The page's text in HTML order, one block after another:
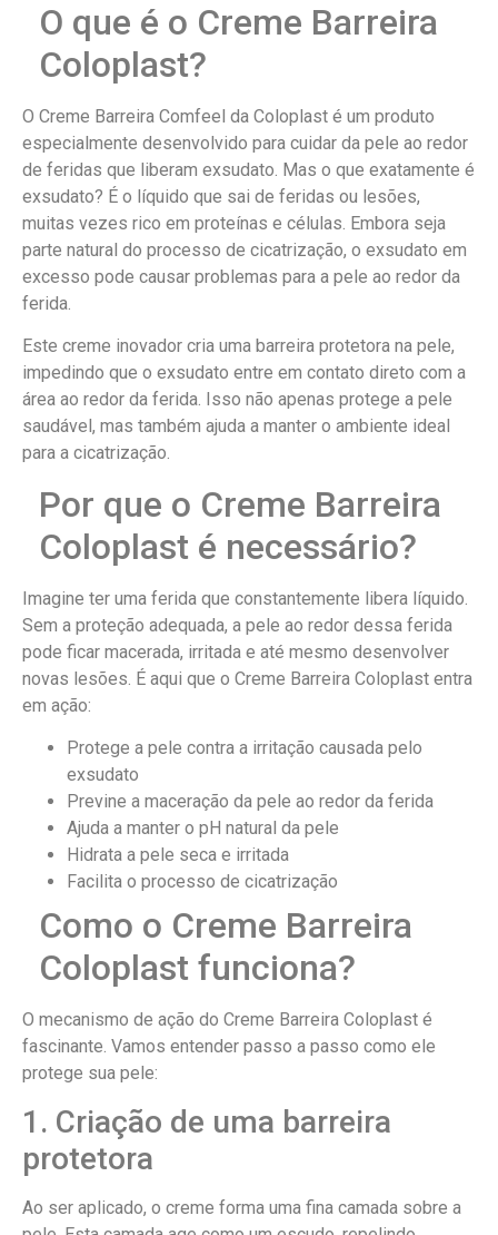
O que é o Creme Barreira
Coloplast?
O Creme Barreira Comfeel da Coloplast é um produto
especialmente desenvolvido para cuidar da pele ao redor
de feridas que liberam exsudato. Mas o que exatamente é
exsudato? É o líquido que sai de feridas ou lesões,
muitas vezes rico em proteínas e células. Embora seja
parte natural do processo de cicatrização, o exsudato em
excesso pode causar problemas para a pele ao redor da
ferida.
Este creme inovador cria uma barreira protetora na pele,
impedindo que o exsudato entre em contato direto com a
área ao redor da ferida. Isso não apenas protege a pele
saudável, mas também ajuda a manter o ambiente ideal
para a cicatrização.
Por que o Creme Barreira
Coloplast é necessário?
Imagine ter uma ferida que constantemente libera líquido.
Sem a proteção adequada, a pele ao redor dessa ferida
pode ficar macerada, irritada e até mesmo desenvolver
novas lesões. É aqui que o Creme Barreira Coloplast entra
em ação:
Protege a pele contra a irritação causada pelo
exsudato
Previne a maceração da pele ao redor da ferida
Ajuda a manter o pH natural da pele
Hidrata a pele seca e irritada
Facilita o processo de cicatrização
Como o Creme Barreira
Coloplast funciona?
O mecanismo de ação do Creme Barreira Coloplast é
fascinante. Vamos entender passo a passo como ele
protege sua pele:
1. Criação de uma barreira
protetora
Ao ser aplicado, o creme forma uma fina camada sobre a